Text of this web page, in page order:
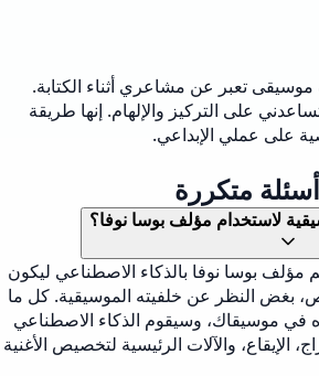
موسيقى تعبر عن مشاعري أثناء الكتابة.
على التركيز والإلهام. إنها طريقة
على عملي الإبداعي.
أسئلة متكررة
لاستخدام مؤلف بوسا نوفا؟
مؤلف بوسا نوفا بالذكاء الاصطناعي ليكون
بغض النظر عن خلفيته الموسيقية. كل ما
في موسيقاك، وسيقوم الذكاء الاصطناعي
الإيقاع، والآلات الرئيسية لتخصيص الأغنية